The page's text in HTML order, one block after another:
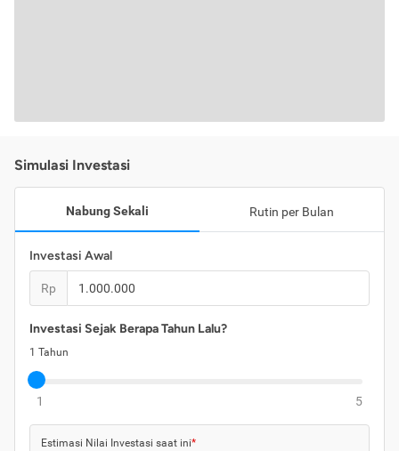
Simulasi Investasi
Nabung Sekali Rutin per Bulan
Investasi Awal
Rp
Investasi Sejak Berapa Tahun Lalu?
1 Tahun
1 5
Estimasi Nilai Investasi saat ini*